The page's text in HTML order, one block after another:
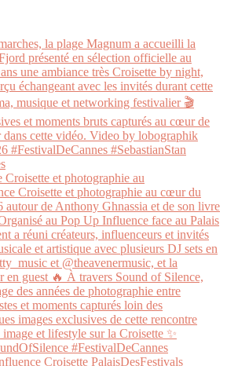
Croisette et photographie au